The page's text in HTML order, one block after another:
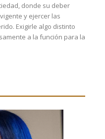
donde su deber
y ejercer las
Exigirle algo distinto
a la función para la